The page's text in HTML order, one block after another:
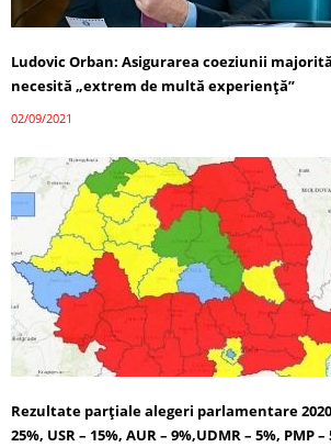
Ludovic Orban: Asigurarea coeziunii
necesită „extrem de multă experienţă”
02/09/2021
Rezultate parțiale alegeri parlamentare 2020:
25%, USR – 15%, AUR – 9%,UDMR – 5%, PMP –